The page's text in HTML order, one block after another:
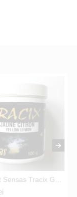
Colorant Sensas Tracix Galben 100G